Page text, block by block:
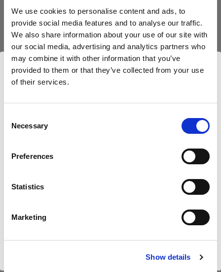
We use cookies to personalise content and ads, to
provide social media features and to analyse our traffic.
We also share information about your use of our site with
our social media, advertising and analytics partners who
may combine it with other information that you’ve
provided to them or that they’ve collected from your use
of their services.
Selection
Necessary
Preferences
Statistics
Marketing
Show details
Nouspensons
Cyprus
Langue
Packs
Profoto Pro-10
Profoto Pro-B4
Détails du produit